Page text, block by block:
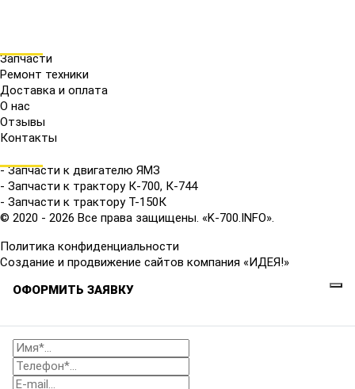
Запчасти
Ремонт техники
Доставка и оплата
О нас
Отзывы
Контакты
- Запчасти к двигателю ЯМЗ
- Запчасти к трактору К-700, К-744
- Запчасти к трактору Т-150К
© 2020 - 2026 Все права защищены. «K-700.INFO».
Политика конфиденциальности
Создание и продвижение сайтов компания «ИДЕЯ!»
ОФОРМИТЬ ЗАЯВКУ